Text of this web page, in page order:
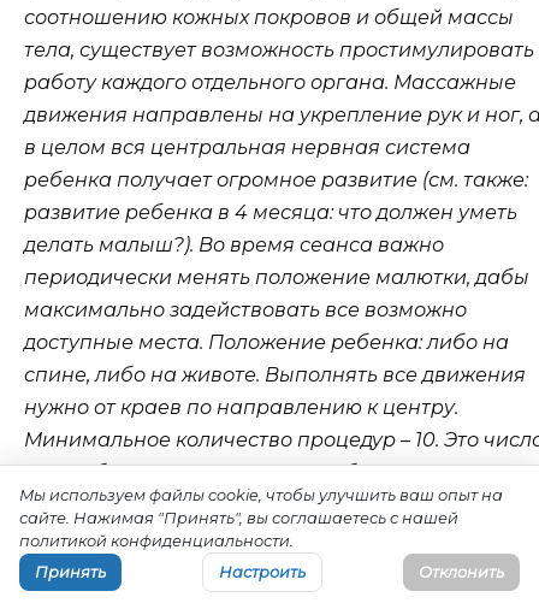
соотношению кожных покровов и общей массы
тела, существует возможность простимулировать
работу каждого отдельного органа. Массажные
движения направлены на укрепление рук и ног,
в целом вся центральная нервная система
ребенка получает огромное развитие (см. также:
развитие ребенка в 4 месяца: что должен уметь
делать малыш?). Во время сеанса важно
периодически менять положение малютки, дабы
максимально задействовать все возможно
доступные места. Положение ребенка: либо на
спине, либо на животе. Выполнять все движения
нужно от краев по направлению к центру.
Минимальное количество процедур – 10. Это
может быть увеличено при необходимости.
учитывать общее настроение малыша во время
сеанса. Видя, что ребенок плохо переносит
массаж, выражает недовольство и раздражение,
Мы используем файлы cookie, чтобы улучшить ваш опыт на
сайте. Нажимая "Принять", вы соглашаетесь с нашей
политикой конфиденциальности.
Принять
Настроить Отклонить